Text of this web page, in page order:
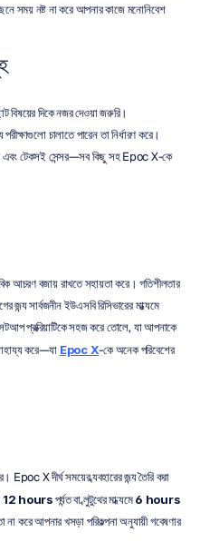
সময় নষ্ট না করে আপনার কাজে মনোনিবেশ
দিকে নজর দেওয়া জরুরি।
চালাতে পারেন তা নির্ধারণ করে।
এবং টেকসই সেন্সর—সব কিছু সহ Epoc X-কে
আচরণ বজায় রাখতে সহায়তা করে। গতিশীলতার
জন্য সার্বজনীন ইউএসবি রিসিভারের মাধ্যমে
প্রক্রিয়াটিকে সহজ করে তোলে, যা আপনাকে
করে—যা Epoc X-কে অনেক পরিবেশের
Epoc X দীর্ঘ সময়ের ব্যবহারের জন্য তৈরি করা
12 hours পর্যন্ত বা ব্লুটুথের মাধ্যমে 6 hours
না করে আপনার খসড়া পরিকল্পনা অনুযায়ী গবেষণার